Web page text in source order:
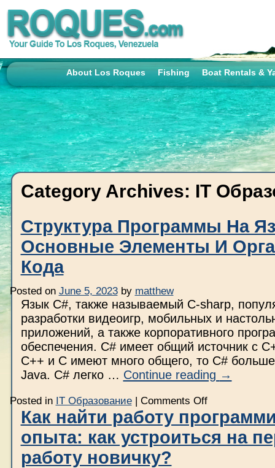
About Los Roques Fishing Boat Rentals &
Category Archives: IT
Структура Программы На
Основные Элементы И
Кода
Posted on June 5, 2023 by matthew
Язык C#, также называемый C-sharp,
разработки видеоигр, мобильных и
приложений, а также корпоративного
обеспечения. C# имеет общий источник с
C++ и C имеют много общего, то C#
Java. C# легко … Continue reading →
Posted in IT Образование | Comments Offon
Программы
На
Языке
C++:
Как найти работу
опыта: как устроиться на
работу новичку?